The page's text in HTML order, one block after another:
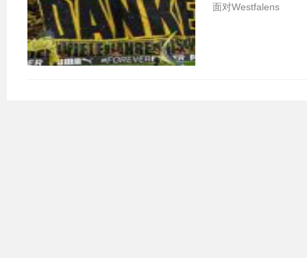
面对Westfalens